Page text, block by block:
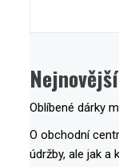
Oblíbené dárky
O obchodní
údržby, ale jak a